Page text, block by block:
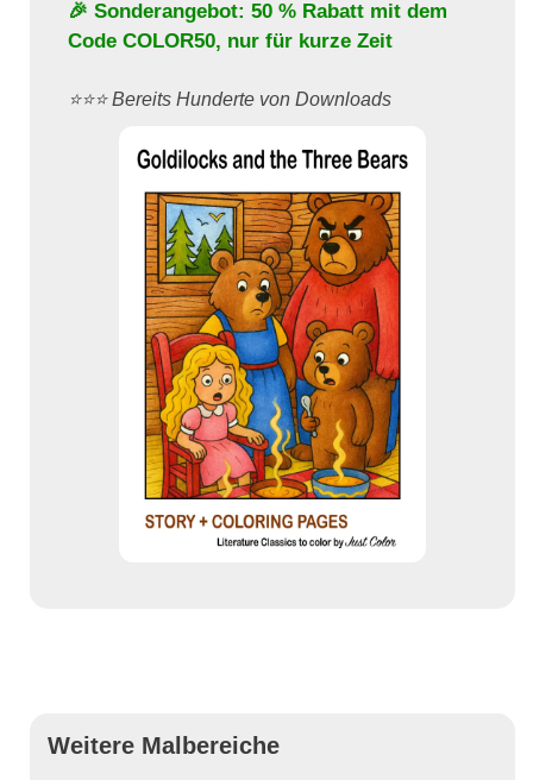
🎉 Sonderangebot: 50 % Rabatt mit dem
Code COLOR50, nur für kurze Zeit
⭐️⭐️⭐️ Bereits Hunderte von Downloads
Weitere Malbereiche